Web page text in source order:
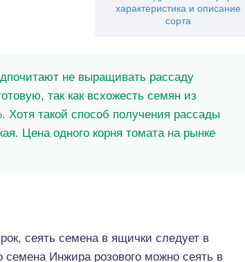
характеристика и описание
сорта
не выращивать рассаду
так как всхожесть семян из
Хотя такой способ получения рассады
Цена одного корня томата на рынке
сеять семена в ящички следует в
Инжира розового можно сеять в